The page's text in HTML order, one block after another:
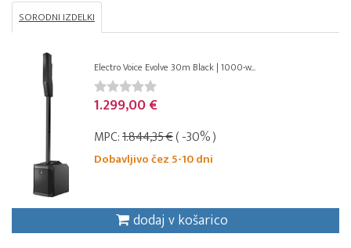
SORODNI IZDELKI
Electro Voice Evolve 30m Black | 1000-w...
1.299,00 €
MPC:1.844,35 €( -30% )
Dobavljivo čez 5-10 dni
dodaj v košarico